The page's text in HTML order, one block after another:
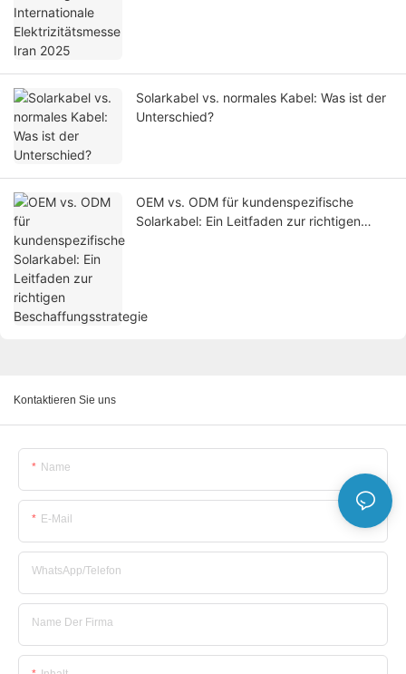
Solarkabel vs. normales Kabel: Was ist der
Unterschied?
OEM vs. ODM für kundenspezifische
Solarkabel: Ein Leitfaden zur richtigen
Kontaktieren Sie uns
Name
E-Mail
WhatsApp/Telefon
Name Der Firma